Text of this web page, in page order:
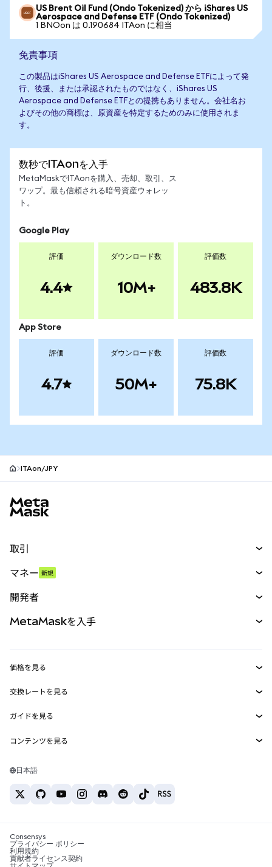
US Brent Oil Fund (Ondo Tokenized) から iShares US
Aerospace and Defense ETF (Ondo Tokenized)
1 BNOon は 0.190684 ITAon に相当
免責事項
この製品はiShares US Aerospace and Defense ETFによって発
行、後援、または承認されたものではなく、iShares US
Aerospace and Defense ETFとの提携もありません。会社名お
よびその他の商標は、原資産を特定するためのみに使用されま
す。
数秒でITAonを入手
MetaMaskでITAonを購入、売却、取引、ス
ワップ。最も信頼される暗号資産ウォレッ
ト。
Google Play
評価
4.4
ダウンロード数
10M+
評価数
483.8K
App Store
評価
4.7
ダウンロード数
50M+
評価数
75.8K
ITAon/JPY
取引
パーペチュアル
RWA
マネー 新規
開発者
MetaMask Connect
Snaps
Web3サービス
MetaMaskを入手
セキュリティ
サポート
キャリア
お問い合わせ
価格を見る
イーサリアムの価格
Solanaの価格
Tetherの価格
交換レートを見る
ETH→USD
USDT→INR
BTC→INR
ETH→USDT
ガイドを見る
ETHの購入
USDTの購入
SHIBの購入
BNBの購入
コンテンツを見る
Solanaウォレット
税制関連ニュース
暗号資産の購入方法は？
日本語
Consensys
プライバシー ポリシー
利用規約
貢献者ライセンス契約